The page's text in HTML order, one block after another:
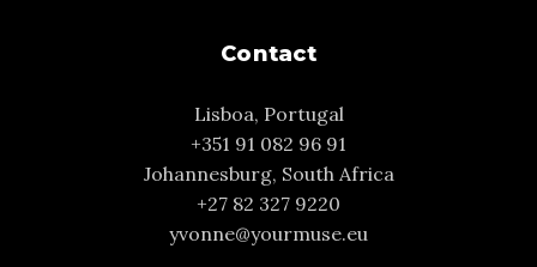
Contact
Lisboa, Portugal
+351 91 082 96 91
Johannesburg, South Africa
+27 82 327 9220
yvonne@yourmuse.eu